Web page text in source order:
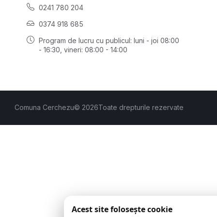
0241 780 204
0374 918 685
Program de lucru cu publicul: luni - joi 08:00
- 16:30 , vineri: 08:00 - 14:00
Comuna Cerchezu© 2026Toate drepturile rezervate
Acest site folosește cookie